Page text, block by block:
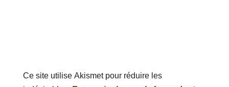
Ce site utilise Akismet pour réduire les